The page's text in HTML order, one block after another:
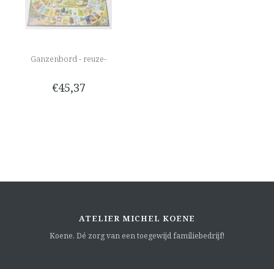
Ganzenbord - reuze-
€45,37
ATELIER MICHEL KOENE
Koene. Dé zorg van een toegewijd familiebedrijf!